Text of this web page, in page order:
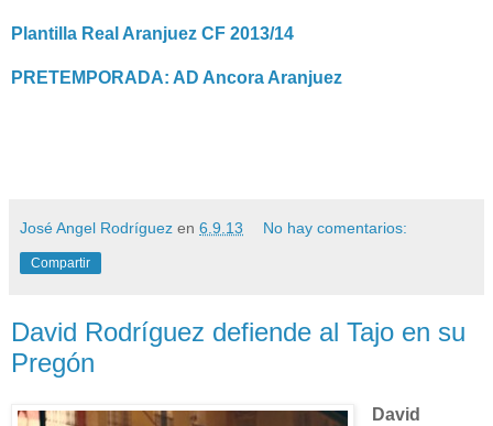
Plantilla Real Aranjuez CF 2013/14
PRETEMPORADA: AD Ancora Aranjuez
José Angel Rodríguez en 6.9.13 No hay comentarios:
Compartir
David Rodríguez defiende al Tajo en su
Pregón
David